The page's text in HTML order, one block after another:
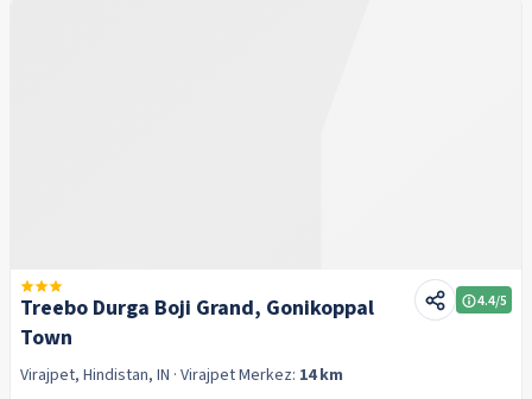
Treebo Durga Boji Grand, Gonikoppal
Town
4.4/5
Virajpet, Hindistan, IN · VirajpetMerkez: 14 km